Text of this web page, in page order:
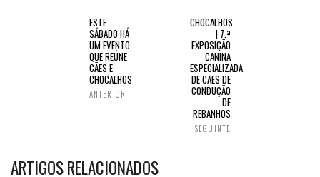
ESTE
SÁBADO HÁ
UM EVENTO
QUE REÚNE
CÃES E
CHOCALHOS
ANTERIOR
CHOCALHOS
| 7.ª
EXPOSIÇÃO
CANINA
ESPECIALIZADA
DE CÃES DE
CONDUÇÃO
DE
REBANHOS
SEGUINTE
ARTIGOS RELACIONADOS